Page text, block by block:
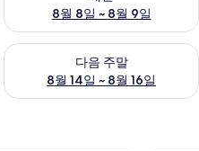
8월 8일 ~ 8월 9일
7일 ~ 8월 9일
다음 주말
8월 14일 ~ 8월 16일
다음 주말 예약 가능 여부 확인,